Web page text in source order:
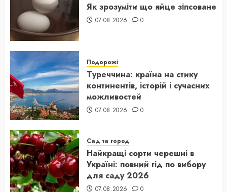
Як зрозуміти що яйце зіпсоване
07.08.2026 0
Подорожі
Туреччина: країна на стику
континентів, історій і сучасних
можливостей
07.08.2026 0
Сад та город
Найкращі сорти черешні в
Україні: повний гід по вибору
для саду 2026
07.08.2026 0